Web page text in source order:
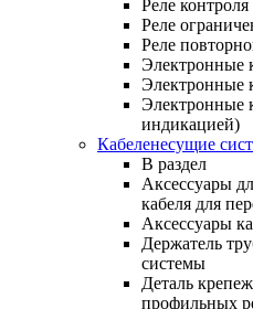
Реле
Реле
Реле
Электронные
Электронные
Электронные
индикацией)
Кабеленесущие
В раздел
Аксессуары
кабеля для
Аксессуары
Держатель
системы
Деталь
профильных